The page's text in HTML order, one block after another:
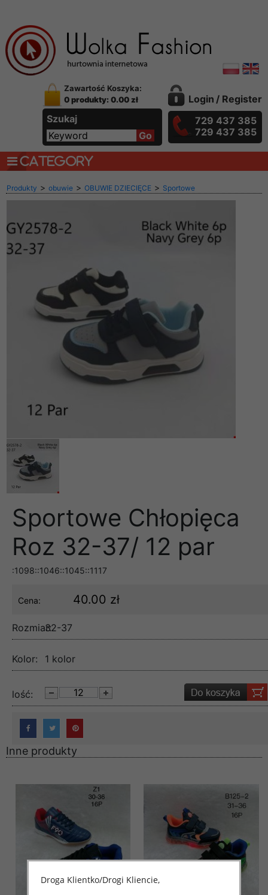
Zawartość Koszyka:
0 produkty: 0.00 zł
Szukaj
Login / Register
729 437 385
729 437 385
CATEGORY
Produkty > obuwie > OBUWIE DZIECIĘCE > Sportowe
Sportowe Chłopięca
Roz 32-37/ 12 par
:1098::1046::1045::1117
Cena: 40.00 zł
Rozmiar:32-37
Kolor: 1 kolor
lość:
Inne produkty
Droga Klientko/Drogi Kliencie,